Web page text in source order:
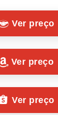
Ver preço
Ver preço
Ver preço